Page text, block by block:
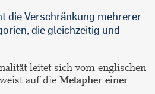
die Verschränkung mehrerer
die gleichzeitig und
leitet sich vom englischen
auf die Metapher einer